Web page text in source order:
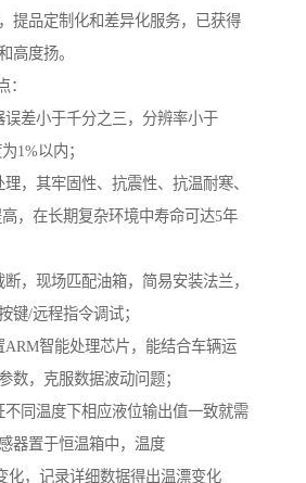
提品定制化和差异化服务，已获得
高度扬。
：
误差小于千分之三，分辨率小于
1%以内；
，其牢固性、抗震性、抗温耐寒、
，在长期复杂环境中寿命可达5年
，现场匹配油箱，简易安装法兰，
键/远程指令调试；
ARM智能处理芯片，能结合车辆运
数，克服数据波动问题；
不同温度下相应液位输出值一致就需
器置于恒温箱中，温度
，记录详细数据得出温漂变化